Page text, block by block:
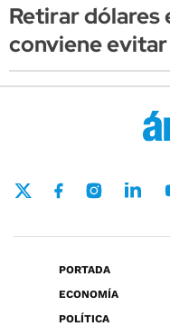
Retirar dólares
conviene
PORTADA
ECONOMÍA
POLÍTICA